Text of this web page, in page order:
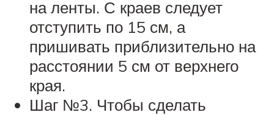
на ленты. С краев следует
отступить по 15 см, а
пришивать приблизительно на
расстоянии 5 см от верхнего
края.
Шаг №3. Чтобы сделать